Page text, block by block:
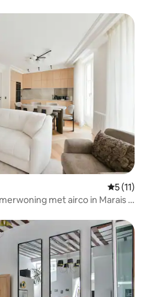
5 (11)
met airco in Marais –